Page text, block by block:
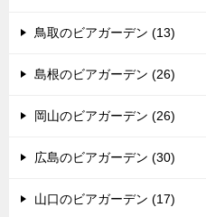
鳥取のビアガーデン (13)
島根のビアガーデン (26)
岡山のビアガーデン (26)
広島のビアガーデン (30)
山口のビアガーデン (17)